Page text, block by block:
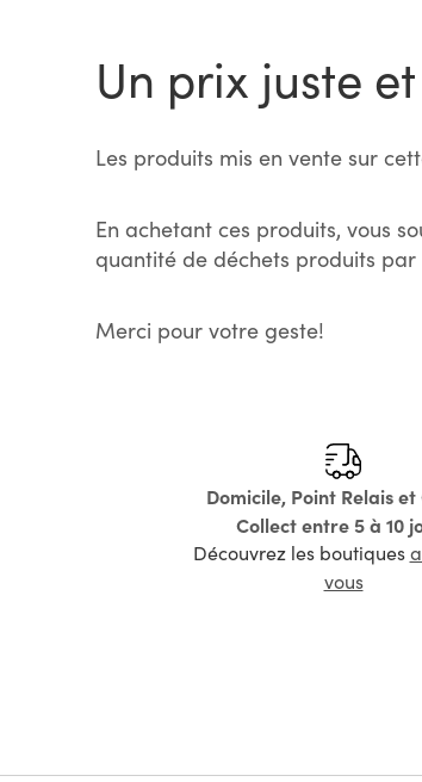
Un prix juste
Les produits mis en vente sur
En achetant ces produits, vous
quantité de déchets produits par
Merci pour votre geste!
Domicile, Point Relais et
Collect entre 5 à 10
Découvrez les boutiques
vous